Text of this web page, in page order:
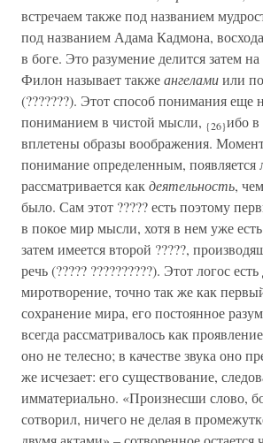
встречаем также под названием
под названием Адама Кадмона,
в боге. Это разумение делится затем на
Филон называет такжеангеламиили
(???????). Этот способ понимания еще
пониманием в чистой мысли, {26}ибо в
вплетены образы воображения.
понимание определенным, появляется
рассматривается какдеятельность,
было. Сам этот ????? есть поэтому
в покое мир мысли, хотя в нем уже
затем имеется второй ?????,
речь (????? ??????????). Этот логос
миротворение, точно так же как
сохранение мира, его постоянное
всегда рассматривалось как
оно не телесно; в качестве звука оно
же исчезает: его существование,
имматериально. «Произнесши слово,
сотворил, ничего не делая в